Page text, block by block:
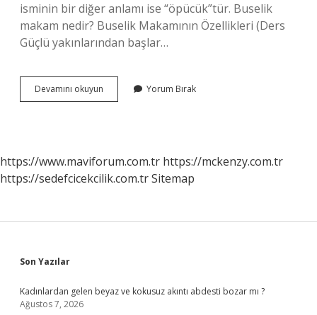
isminin bir diğer anlamı ise “öpücük”tür. Buselik
makam nedir? Buselik Makamının Özellikleri (Ders
Güçlü yakınlarından başlar…
Devamını okuyun
Ne
Yorum Bırak
https://www.maviforum.com.tr https://mckenzy.com.tr
https://sedefcicekcilik.com.trSitemap
Sidebar
Son Yazılar
Kadınlardan gelen beyaz ve kokusuz akıntı abdesti bozar mı ?
Ağustos 7, 2026